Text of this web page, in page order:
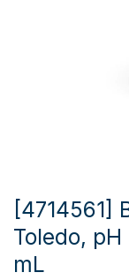
[4714561]
Toledo,
mL